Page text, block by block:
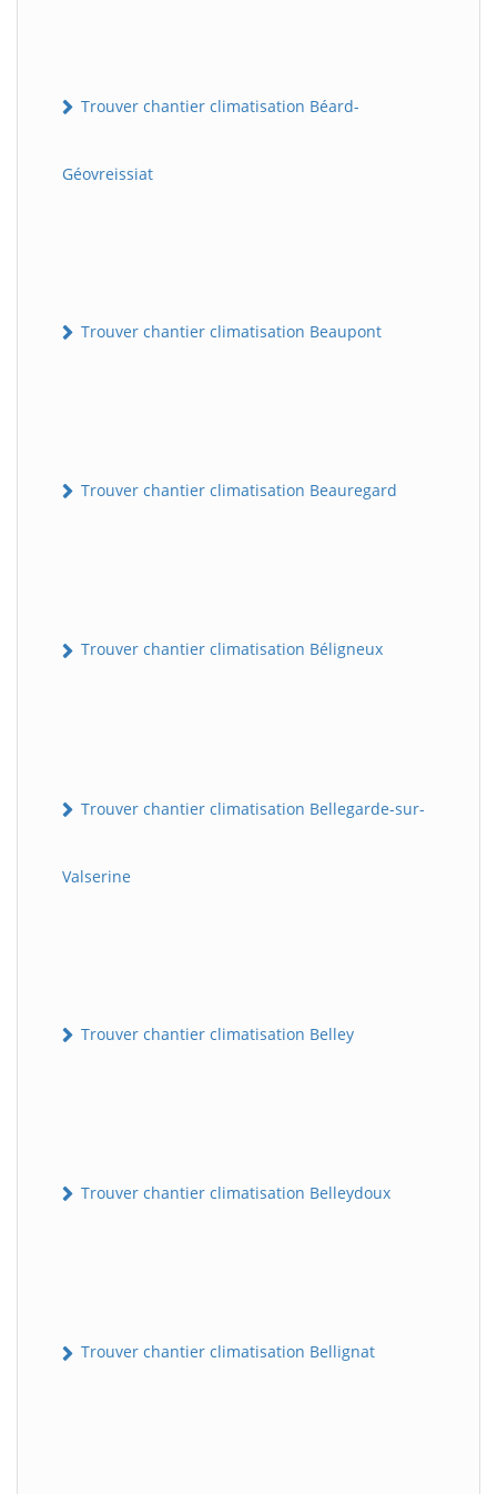
Trouver chantier climatisation Béard-
Géovreissiat
Trouver chantier climatisation Beaupont
Trouver chantier climatisation Beauregard
Trouver chantier climatisation Béligneux
Trouver chantier climatisation Bellegarde-sur-
Valserine
Trouver chantier climatisation Belley
Trouver chantier climatisation Belleydoux
Trouver chantier climatisation Bellignat